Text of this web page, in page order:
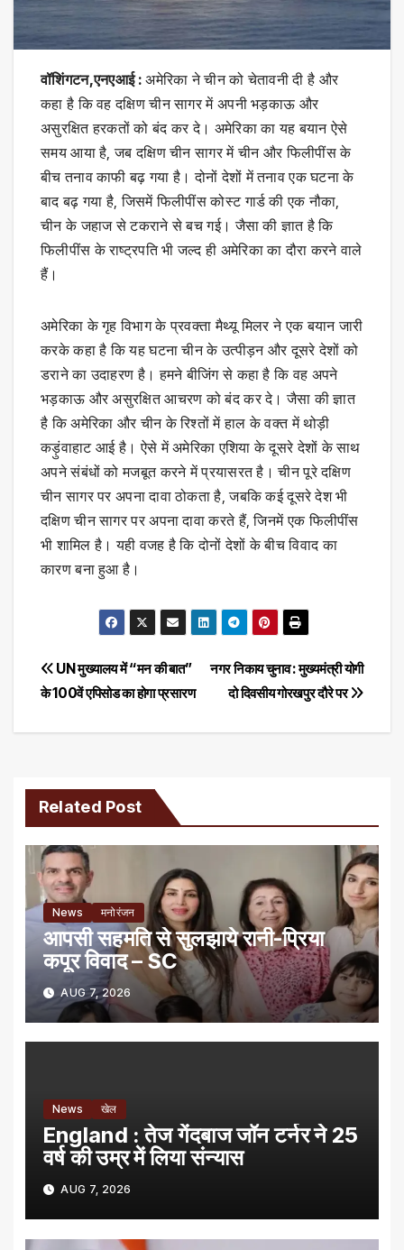
वॉशिंगटन,एनएआई :अमेरिका ने चीन को चेतावनी दी है और
कहा है कि वह दक्षिण चीन सागर में अपनी भड़काऊ और
असुरक्षित हरकतों को बंद कर दे। अमेरिका का यह बयान ऐसे
समय आया है, जब दक्षिण चीन सागर में चीन और फिलीपींस के
बीच तनाव काफी बढ़ गया है। दोनों देशों में तनाव एक घटना के
बाद बढ़ गया है, जिसमें फिलीपींस कोस्ट गार्ड की एक नौका,
चीन के जहाज से टकराने से बच गई। जैसा की ज्ञात है कि
फिलीपींस के राष्ट्रपति भी जल्द ही अमेरिका का दौरा करने वाले
हैं।
अमेरिका के गृह विभाग के प्रवक्ता मैथ्यू मिलर ने एक बयान जारी
करके कहा है कि यह घटना चीन के उत्पीड़न और दूसरे देशों को
डराने का उदाहरण है। हमने बीजिंग से कहा है कि वह अपने
भड़काऊ और असुरक्षित आचरण को बंद कर दे। जैसा की ज्ञात
है कि अमेरिका और चीन के रिश्तों में हाल के वक्त में थोड़ी
कड़ुंवाहाट आई है। ऐसे में अमेरिका एशिया के दूसरे देशों के साथ
अपने संबंधों को मजबूत करने में प्रयासरत है। चीन पूरे दक्षिण
चीन सागर पर अपना दावा ठोकता है, जबकि कई दूसरे देश भी
दक्षिण चीन सागर पर अपना दावा करते हैं, जिनमें एक फिलीपींस
भी शामिल है। यही वजह है कि दोनों देशों के बीच विवाद का
कारण बना हुआ है।
Post
navigation
नगर निकाय चुनाव : मुख्यमंत्री योगी
दो दिवसीय गोरखपुर दौरे पर
UN मुख्यालय में “मन की बात”
के 100वें एपिसोड का होगा प्रसारण
Related Post
News मनोरंजन
आपसी सहमति से सुलझाये रानी-प्रिया
कपूर विवाद – SC
AUG 7, 2026
News खेल
England : तेज गेंदबाज जॉन टर्नर ने 25
वर्ष की उम्र में लिया संन्यास
AUG 7, 2026